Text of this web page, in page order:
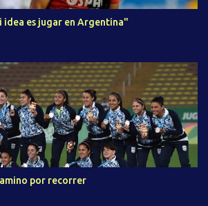
idea es jugar en Argentina"
por recorrer